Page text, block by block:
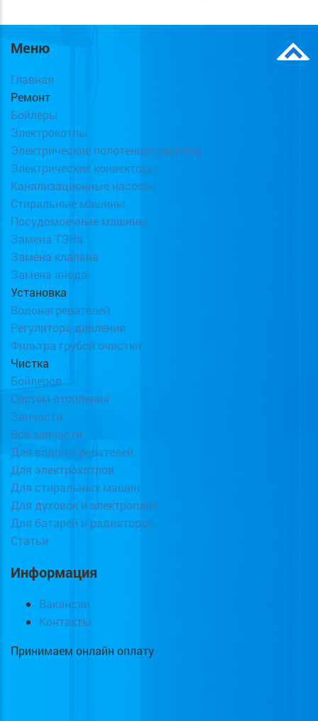
Меню
Главная
Ремонт
Бойлеры
Электрокотлы
Электрические полотенцесушители
Электрические конвекторы
Канализационные насосы
Стиральные машины
Посудомоечные машины
Замена ТЭНа
Замена клапана
Замена анода
Установка
Водонагревателей
Регулятора давления
Фильтра грубой очистки
Чистка
Бойлеров
Систем отопления
Запчасти
Все запчасти
Для водонагревателей
Для электрокотлов
Для стиральных машин
Для духовок и электроплит
Для батарей и радиаторов
Статьи
Информация
Вакансии
Контакты
Принимаем онлайн оплату